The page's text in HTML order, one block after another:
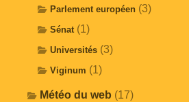
Parlement européen (3)
Sénat (1)
Universités (3)
Viginum (1)
Météo du web (17)